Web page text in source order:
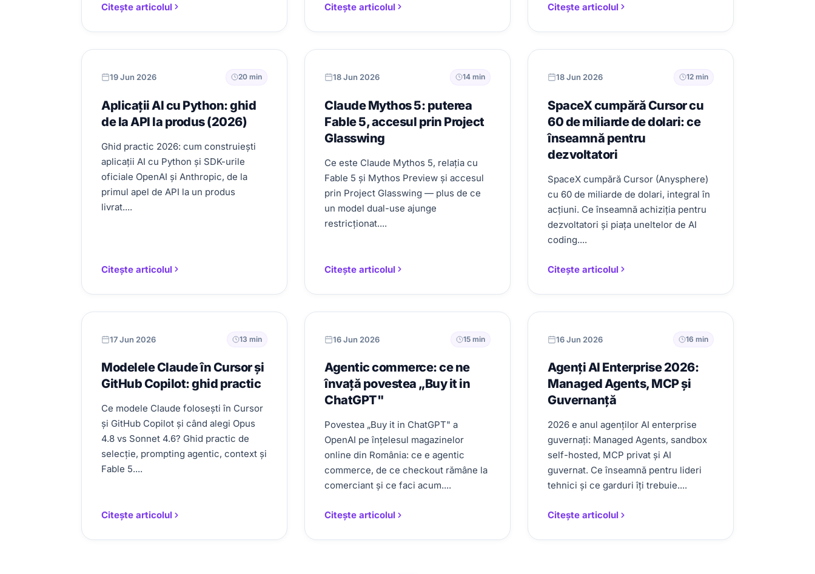
Citește articolul Citește articolul Citește articolul
19 Jun 2026 20 min
Aplicații AI cu Python: ghid
de la API la produs (2026)
Ghid practic 2026: cum construiești
aplicații AI cu Python și SDK-urile
oficiale OpenAI și Anthropic, de la
primul apel de API la un produs
livrat....
Citește articolul
18 Jun 2026 14 min
Claude Mythos 5: puterea
Fable 5, accesul prin Project
Glasswing
Ce este Claude Mythos 5, relația cu
Fable 5 și Mythos Preview și accesul
prin Project Glasswing — plus de ce
un model dual-use ajunge
restricționat....
Citește articolul
18 Jun 2026 12 min
SpaceX cumpără Cursor cu
60 de miliarde de dolari: ce
înseamnă pentru
dezvoltatori
SpaceX cumpără Cursor (Anysphere)
cu 60 de miliarde de dolari, integral în
acțiuni. Ce înseamnă achiziția pentru
dezvoltatori și piața uneltelor de AI
coding....
Citește articolul
17 Jun 2026 13 min
Modelele Claude în Cursor și
GitHub Copilot: ghid practic
Ce modele Claude folosești în Cursor
și GitHub Copilot și când alegi Opus
4.8 vs Sonnet 4.6? Ghid practic de
selecție, prompting agentic, context și
Fable 5....
Citește articolul
16 Jun 2026 15 min
Agentic commerce: ce ne
învață povestea „Buy it in
ChatGPT"
Povestea „Buy it in ChatGPT" a
OpenAI pe înțelesul magazinelor
online din România: ce e agentic
commerce, de ce checkout rămâne la
comerciant și ce faci acum....
Citește articolul
16 Jun 2026 16 min
Agenți AI Enterprise 2026:
Managed Agents, MCP și
Guvernanță
2026 e anul agenților AI enterprise
guvernați: Managed Agents, sandbox
self-hosted, MCP privat și AI
guvernat. Ce înseamnă pentru lideri
tehnici și ce garduri îți trebuie....
Citește articolul